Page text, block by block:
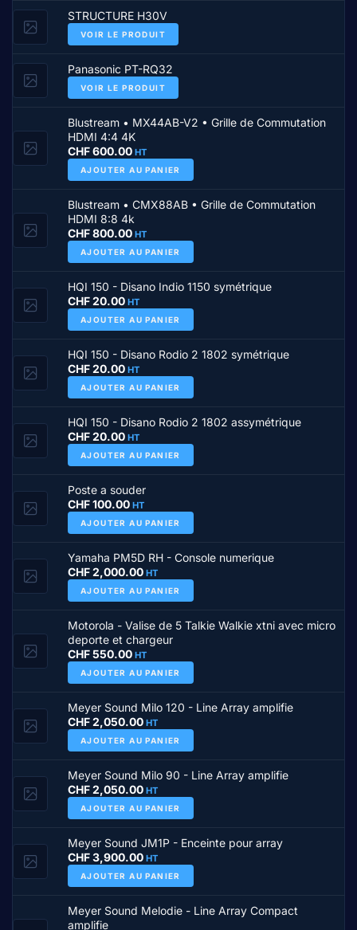
STRUCTURE H30V
VOIR LE PRODUIT
Panasonic PT-RQ32
VOIR LE PRODUIT
Blustream • MX44AB-V2 • Grille de Commutation
HDMI 4:4 4K
CHF600.00 HT
AJOUTER AU PANIER
Blustream • CMX88AB • Grille de Commutation
HDMI 8:8 4k
CHF800.00 HT
AJOUTER AU PANIER
HQI 150 - Disano Indio 1150 symétrique
CHF20.00 HT
AJOUTER AU PANIER
HQI 150 - Disano Rodio 2 1802 symétrique
CHF20.00 HT
AJOUTER AU PANIER
HQI 150 - Disano Rodio 2 1802 assymétrique
CHF20.00 HT
AJOUTER AU PANIER
Poste a souder
CHF100.00 HT
AJOUTER AU PANIER
Yamaha PM5D RH - Console numerique
CHF2,000.00 HT
AJOUTER AU PANIER
Motorola - Valise de 5 Talkie Walkie xtni avec micro
deporte et chargeur
CHF550.00 HT
AJOUTER AU PANIER
Meyer Sound Milo 120 - Line Array amplifie
CHF2,050.00 HT
AJOUTER AU PANIER
Meyer Sound Milo 90 - Line Array amplifie
CHF2,050.00 HT
AJOUTER AU PANIER
Meyer Sound JM1P - Enceinte pour array
CHF3,900.00 HT
AJOUTER AU PANIER
Meyer Sound Melodie - Line Array Compact
amplifie